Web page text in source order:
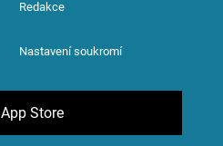
Redakce
Nastavení soukromí
App Store